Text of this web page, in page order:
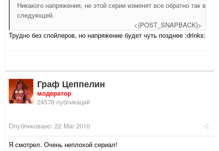
Никакого напряжения, не этой серии изменят все обратно так в
следующей.
<{POST_SNAPBACK}>
Трудно без спойлеров, но напряжение будет чуть позднее :drinks:
Граф Цеппелин
модератор
24578 публикаций
Опубликовано: 22 Mar 2010
Я смотрел. Очень неплохой сериал!